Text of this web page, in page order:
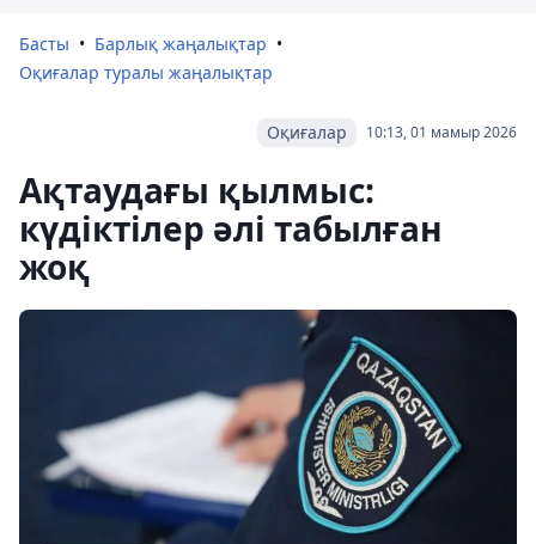
Басты
Барлық жаңалықтар
Оқиғалар туралы жаңалықтар
10:13, 01 мамыр 2026
Оқиғалар
Ақтаудағы қылмыс:
күдіктілер әлі табылған
жоқ